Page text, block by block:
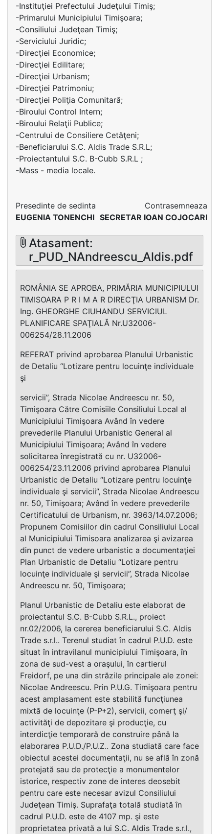
-Instituţiei Prefectului Judeţului Timiş;
-Primarului Municipiului Timişoara;
-Consiliului Judeţean Timiş;
-Serviciului Juridic;
-Direcţiei Economice;
-Direcţiei Edilitare;
-Direcţiei Urbanism;
-Direcţiei Patrimoniu;
-Direcţiei Poliţia Comunitară;
-Biroului Control Intern;
-Biroului Relaţii Publice;
-Centrului de Consiliere Cetăţeni;
-Beneficiarului S.C. Aldis Trade S.R.L;
-Proiectantului S.C. B-Cubb S.R.L ;
-Mass - media locale.
Presedinte de sedinta
EUGENIA TONENCHI
Contrasemneaza
SECRETAR IOAN COJOCARI
Atasament:
r_PUD_NAndreescu_Aldis.pdf
ROMÂNIA SE APROBA, PRIMĂRIA MUNICIPIULUI
TIMISOARA P R I M A R DIRECŢIA URBANISM Dr.
Ing. GHEORGHE CIUHANDU SERVICIUL
PLANIFICARE SPAŢIALĂ Nr.U32006-
006254/28.11.2006
REFERAT privind aprobarea Planului Urbanistic
de Detaliu “Lotizare pentru locuinţe individuale
şi
servicii”, Strada Nicolae Andreescu nr. 50,
Timişoara Către Comisiile Consiliului Local al
Municipiului Timişoara Având în vedere
prevederile Planului Urbanistic General al
Municipiului Timişoara; Având în vedere
solicitarea înregistrată cu nr. U32006-
006254/23.11.2006 privind aprobarea Planului
Urbanistic de Detaliu “Lotizare pentru locuinţe
individuale şi servicii”, Strada Nicolae Andreescu
nr. 50, Timişoara; Având în vedere prevederile
Certificatului de Urbanism, nr. 3963/14.07.2006;
Propunem Comisiilor din cadrul Consiliului Local
al Municipiului Timisoara analizarea şi avizarea
din punct de vedere urbanistic a documentaţiei
Plan Urbanistic de Detaliu “Lotizare pentru
locuinţe individuale şi servicii”, Strada Nicolae
Andreescu nr. 50, Timişoara;
Planul Urbanistic de Detaliu este elaborat de
proiectantul S.C. B-Cubb S.R.L., proiect
nr.02/2006, la cererea beneficiarului S.C. Aldis
Trade s.r.l.. Terenul studiat în cadrul P.U.D. este
situat în intravilanul municipiului Timişoara, în
zona de sud-vest a oraşului, în cartierul
Freidorf, pe una din străzile principale ale zonei:
Nicolae Andreescu. Prin P.U.G. Timişoara pentru
acest amplasament este stabilită funcţiunea
mixtă de locuinţe (P-P+2), servicii, comerţ şi/
activităţi de depozitare şi producţie, cu
interdicţie temporară de construire până la
elaborarea P.U.D./P.U.Z.. Zona studiată care face
obiectul acestei documentaţii, nu se află în zonă
protejată sau de protecţie a monumentelor
istorice, respectiv zone de interes deosebit
pentru care este necesar avizul Consiliului
Judeţean Timiş. Suprafaţa totală studiată în
cadrul P.U.D. este de 4107 mp. şi este
proprietatea privată a lui S.C. Aldis Trade s.r.l.,